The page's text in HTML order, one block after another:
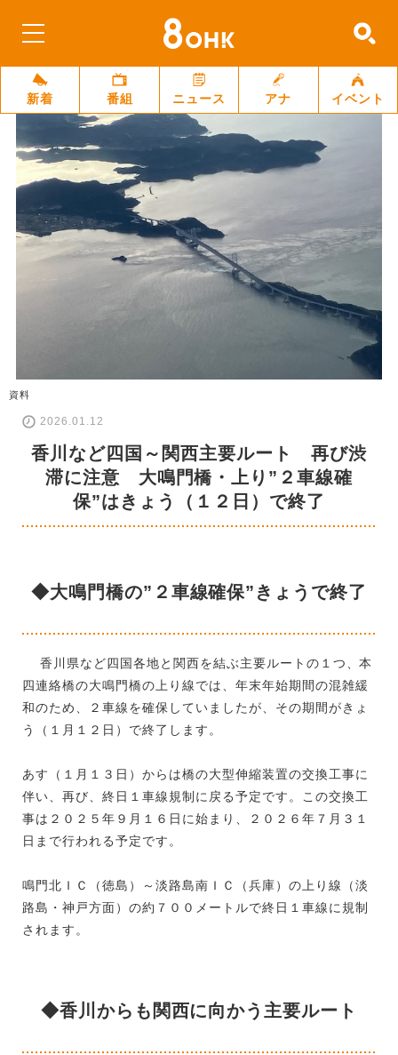
新着 番組 ニュース アナ イベント
資料
2026.01.12
香川など四国～関西主要ルート 再び渋
滞に注意 大鳴門橋・上り”２車線確
保”はきょう（１２日）で終了
◆大鳴門橋の”２車線確保”きょうで終了
香川県など四国各地と関西を結ぶ主要ルートの１つ、本
四連絡橋の大鳴門橋の上り線では、年末年始期間の混雑緩
和のため、２車線を確保していましたが、その期間がきょ
う（１月１２日）で終了します。
あす（１月１３日）からは橋の大型伸縮装置の交換工事に
伴い、再び、終日１車線規制に戻る予定です。この交換工
事は２０２５年９月１６日に始まり、２０２６年７月３１
日まで行われる予定です。
鳴門北ＩＣ（徳島）～淡路島南ＩＣ（兵庫）の上り線（淡
路島・神戸方面）の約７００メートルで終日１車線に規制
されます。
◆香川からも関西に向かう主要ルート